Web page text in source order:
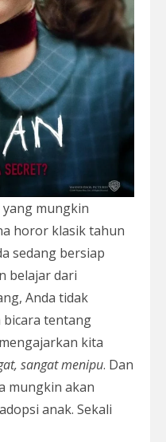
mungkin
horor klasik tahun
sedang bersiap
belajar dari
Anda tidak
bicara tentang
kita
sangat menipu. Dan
mungkin akan
anak. Sekali